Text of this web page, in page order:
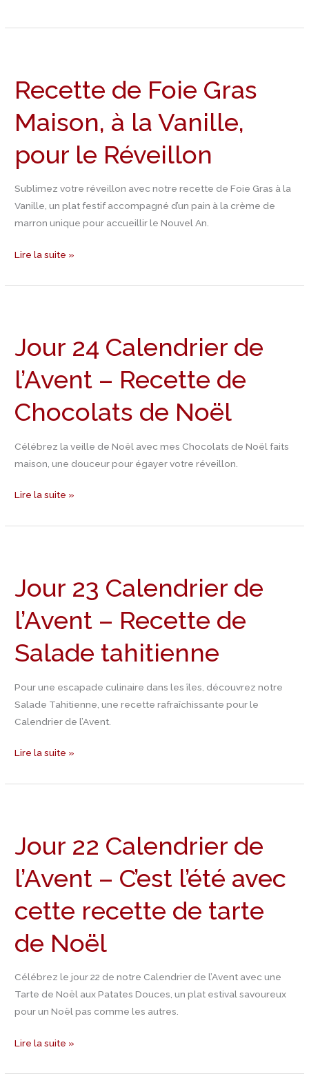
Recette de Foie Gras
Maison, à la Vanille,
pour le Réveillon
Sublimez votre réveillon avec notre recette de Foie Gras à la
Vanille, un plat festif accompagné d’un pain à la crème de
marron unique pour accueillir le Nouvel An.
Foie
Gras
Maison,
la
Vanille,
pour
le
Réveillon
Lire la suite »
Jour 24 Calendrier de
l’Avent – Recette de
Chocolats de Noël
Célébrez la veille de Noël avec mes Chocolats de Noël faits
maison, une douceur pour égayer votre réveillon.
Calendrier
de
l’Avent
Recette
Chocolats
de
Lire la suite »
Jour 23 Calendrier de
l’Avent – Recette de
Salade tahitienne
Pour une escapade culinaire dans les îles, découvrez notre
Salade Tahitienne, une recette rafraîchissante pour le
Calendrier de l’Avent.
Calendrier
de
l’Avent
Recette
Salade
tahitienne
Lire la suite »
Jour 22 Calendrier de
l’Avent – C’est l’été avec
cette recette de tarte
de Noël
Célébrez le jour 22 de notre Calendrier de l’Avent avec une
Tarte de Noël aux Patates Douces, un plat estival savoureux
pour un Noël pas comme les autres.
Calendrier
de
l’Avent
C’est
avec
recette
de
tarte
Noël
Lire la suite »